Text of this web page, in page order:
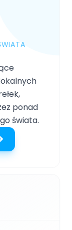
ponad
świata.